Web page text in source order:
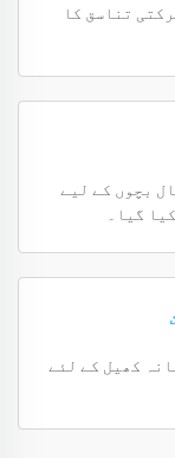
تناسق کا
بچوں کے لیے
گیا۔
کھیل کے لئے